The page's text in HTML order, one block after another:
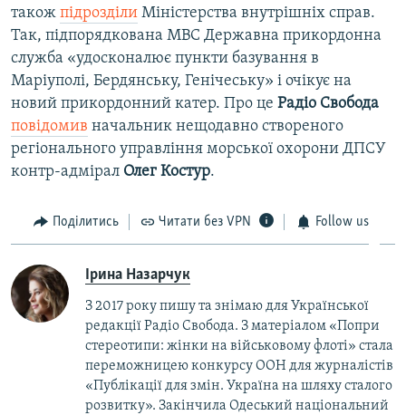
також підрозділи Міністерства внутрішніх справ.
Так, підпорядкована МВС Державна прикордонна
служба «удосконалює пункти базування в
Маріуполі, Бердянську, Генічеську» і очікує на
новий прикордонний катер. Про це Радіо Свобода
повідомив начальник нещодавно створеного
регіонального управління морської охорони ДПСУ
контр-адмірал Олег Костур.
Поділитись Читати без VPN Follow us
Ірина Назарчук
З 2017 року пишу та знімаю для Української
редакції Радіо Свобода. З матеріалом «Попри
стереотипи: жінки на військовому флоті» стала
переможницею конкурсу ООН для журналістів
«Публікації для змін. Україна на шляху сталого
розвитку». Закінчила Одеський національний